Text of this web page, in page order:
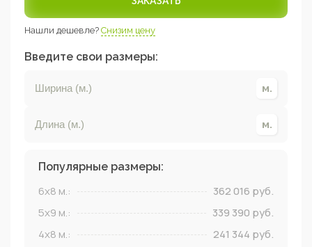
Нашли дешевле? Снизим цену
Введите свои размеры:
Популярные размеры:
6x8 м.: 362 016 руб.
5x9 м.: 339 390 руб.
4x8 м.: 241 344 руб.